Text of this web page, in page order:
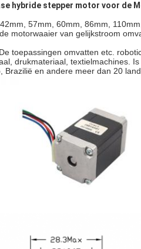
hybride stepper motor voor de
57mm, 60mm, 86mm,
motorwaaier van gelijkstroom
toepassingen omvatten etc.
drukmateriaal, textielmachines.
en andere meer dan 20